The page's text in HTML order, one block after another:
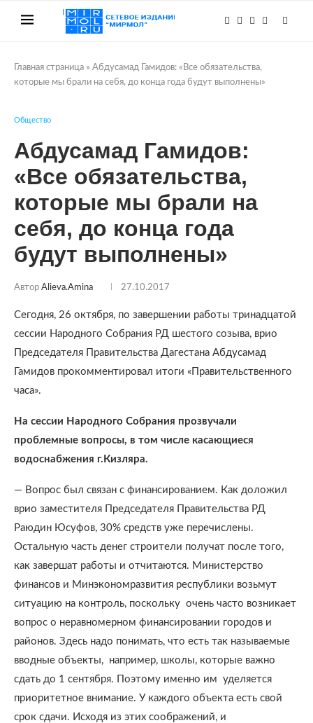
Главная страница » Абдусамад Гамидов: «Все обязательства,
которые мы брали на себя, до конца года будут выполнены»
Общество
Абдусамад Гамидов:
«Все обязательства,
которые мы брали на
себя, до конца года
будут выполнены»
Автор Alieva.amina 27.10.2017
Сегодня, 26 октября, по завершении работы тринадцатой
сессии Народного Собрания РД шестого созыва, врио
Председателя Правительства Дагестана Абдусамад
Гамидов прокомментировал итоги «Правительственного
часа».
На сессии Народного Собрания прозвучали
проблемные вопросы, в том числе касающиеся
водоснабжения г.Кизляра.
— Вопрос был связан с финансированием. Как доложил
врио заместителя Председателя Правительства РД
Раюдин Юсуфов, 30% средств уже перечислены.
Остальную часть денег строители получат после того,
как завершат работы и отчитаются. Министерство
финансов и Минэкономразвития республики возьмут
ситуацию на контроль, поскольку очень часто возникает
вопрос о неравномерном финансировании городов и
районов. Здесь надо понимать, что есть так называемые
вводные объекты, например, школы, которые важно
сдать до 1 сентября. Поэтому именно им уделяется
приоритетное внимание. У каждого объекта есть свой
срок сдачи. Исходя из этих соображений, и